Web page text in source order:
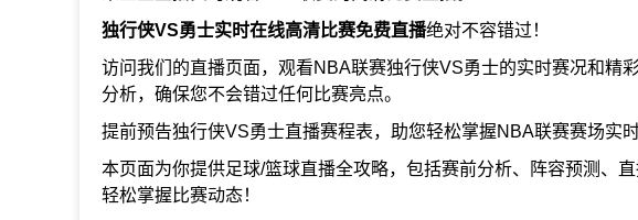
独行侠VS勇士实时在线高清比赛免费直播绝对不容错过！
访问我们的直播页面，观看NBA联赛独行侠VS勇士的实时赛况和精
分析，确保您不会错过任何比赛亮点。
提前预告独行侠VS勇士直播赛程表，助您轻松掌握NBA联赛赛场实
本页面为你提供足球/篮球直播全攻略，包括赛前分析、阵容预测、
轻松掌握比赛动态！